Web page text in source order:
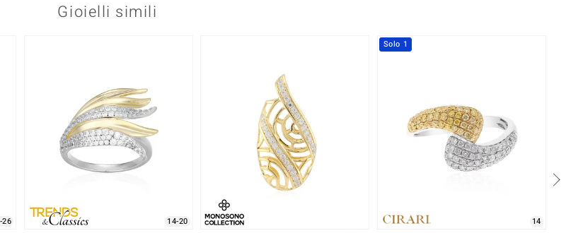
Gioielli simili
26 14-20
Solo 1
14